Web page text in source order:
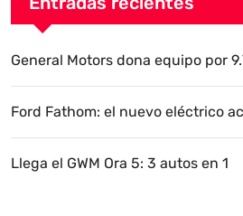
General Motors dona equipo por
Ford Fathom: el nuevo eléctrico
Llega el GWM Ora 5: 3 autos en 1